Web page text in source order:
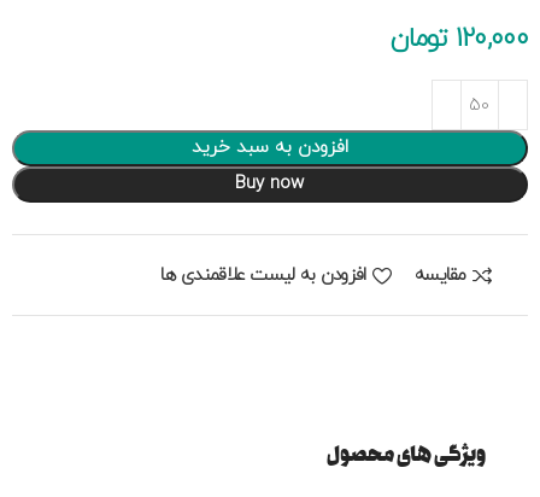
120,000 تومان
افزودن به سبد خرید
Buy now
مقایسه افزودن به لیست علاقمندی ها
ویژگی های محصول